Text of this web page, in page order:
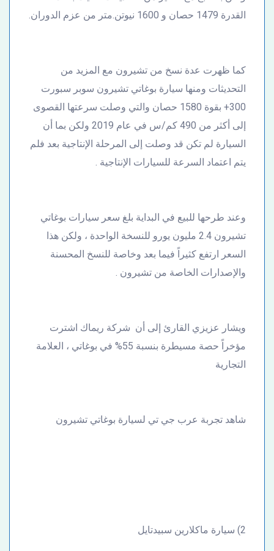
القدرة 1479 حصان و 1600 نيوتن.متر من عزم الدوران.
كما ظهرت عدة نسخ من تشيرون مع المزيد من
التحديثات ومنها سيارة بوغاتي تشيرون سوبر سبورت
300+ بقوة 1580 حصان والتي وصلت سرعتها القصوى
إلى أكثر من 490 كم/س في عام 2019 ولكن بما أن
السيارة لم تكن قد وصلت إلى المرحلة الإنتاجية بعد فلم
يتم اعتماد السرعة للسيارات الإنتاجية .
وعند طرحها للبيع في البداية بلغ سعر سيارات بوغاتي
تشيرون 2.4 مليون يورو للنسخة الواحدة ، ولكن هذا
السعر ارتفع كثيراً فيما بعد وخاصة للنسخ المحسنة
والإصدارات الخاصة من تشيرون .
ويشار عزيزي القارئ إلى أن شركة ريماك اشترت
مؤخراً حصة مسيطرة بنسبة 55% في بوغاتي ، العلامة
التجارية
شاهد تجربة عرب جي تي لسيارة بوغاتي تشيرون
2) سيارة ماكلارين سبيدتايل